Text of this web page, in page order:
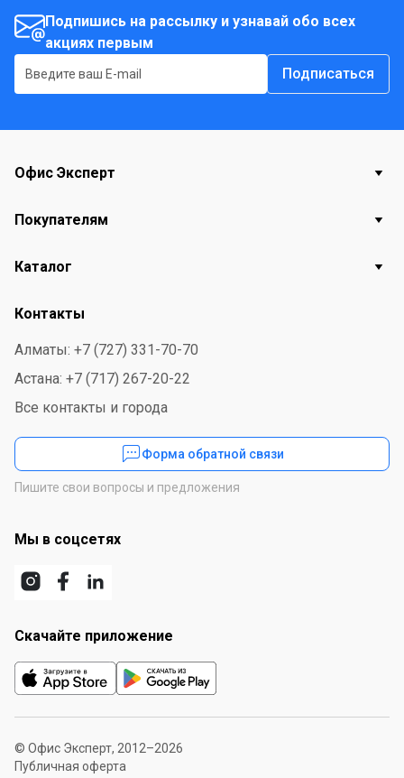
Подпишись на рассылку и узнавай обо всех
акциях первым
Подписаться
Офис Эксперт
Покупателям
Каталог
Контакты
Алматы: +7 (727) 331-70-70
Астана: +7 (717) 267-20-22
Все контакты и города
Форма обратной связи
Пишите свои вопросы и предложения
Мы в соцсетях
Скачайте приложение
© Офис Эксперт, 2012–2026
Публичная оферта